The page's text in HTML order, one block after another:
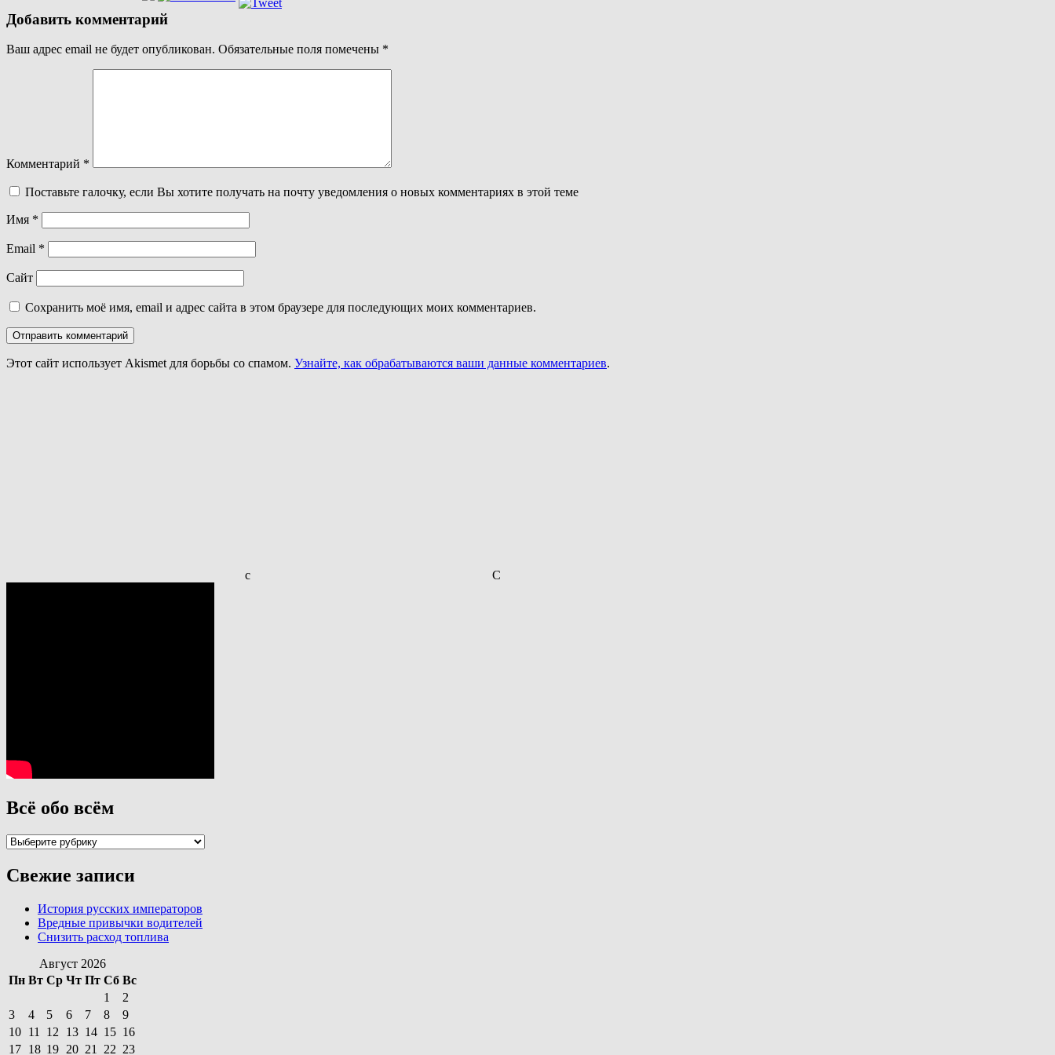
по
записям
Добавить комментарий
Ваш адрес email не будет опубликован. Обязательные поля помечены *
Комментарий *
Поставьте галочку, если Вы хотите получать на почту уведомления о новых комментариях в этой теме
Имя *
Email *
Сайт
Сохранить моё имя, email и адрес сайта в этом браузере для последующих моих комментариев.
Этот сайт использует Akismet для борьбы со спамом. Узнайте, как обрабатываются ваши данные комментариев.
с С
Всё обо всём
Всё
всём
Свежие записи
История русских императоров
Вредные привычки водителей
Снизить расход топлива
Август 2026
Пн Вт Ср Чт Пт Сб Вс
1
2
3
4 5 6 7 8
9
10 11 12 13 14 15 16
17 18 19 20 21 22 23